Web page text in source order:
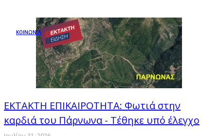
ΚΟΙΝΩΝΙΑ
ΕΚΤΑΚΤΗ ΕΠΙΚΑΙΡΟΤΗΤΑ: Φωτιά στην
καρδιά του Πάρνωνα - Τέθηκε υπό έλεγχο